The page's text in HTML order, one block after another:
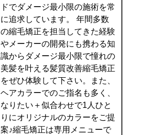
ドでダメージ最小限の施術を常
に追求しています。 年間多数
の縮毛矯正を担当してきた経験
やメーカーの開発にも携わる知
識からダメージ最小限で憧れの
美髪を叶える髪質改善縮毛矯正
をぜひ体験して下さい。また、
ヘアカラーでのご指名も多く、
なりたい＋似合わせで1人ひと
りにオリジナルのカラーをご提
案♪縮毛矯正は専用メニューで